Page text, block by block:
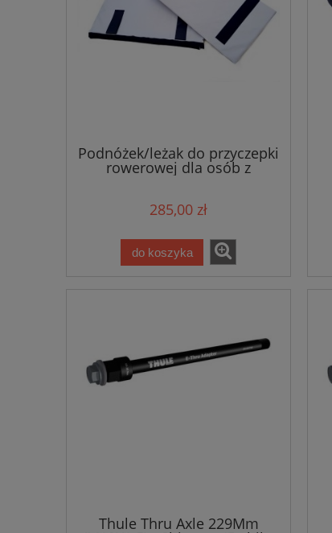
Podnóżek/leżak do przyczepki
rowerowej dla osób z
niepełnosprawnością 3w1
285,00 zł
do koszyka
Thule Thru Axle 229Mm